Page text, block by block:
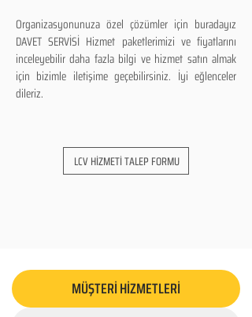
Organizasyonunuza özel çözümler için buradayız
DAVET SERVİSİ Hizmet paketlerimizi ve fiyatlarını
inceleyebilir daha fazla bilgi ve hizmet satın almak
için bizimle iletişime geçebilirsiniz. İyi eğlenceler
dileriz.
LCV HİZMETİ TALEP FORMU
MÜŞTERİ HİZMETLERİ